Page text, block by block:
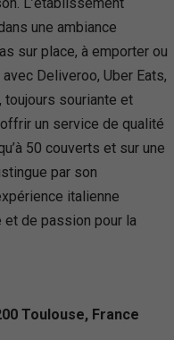
une ambiance
sur place, à emporter ou
Deliveroo, Uber Eats,
toujours souriante et
un service de qualité
50 couverts et sur une
par son
italienne
et de passion pour la
Toulouse, France